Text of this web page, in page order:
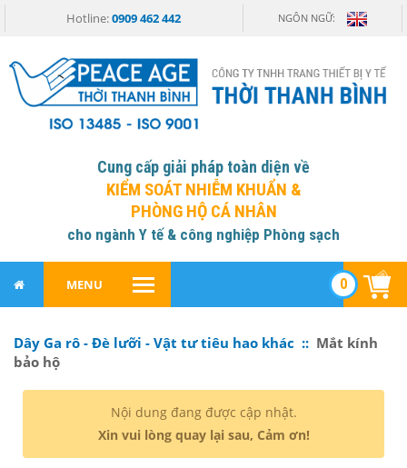
Hotline:0909 462 442 NGÔN NGỮ:
Cung cấp giải pháp toàn diện về
KIỂM SOÁT NHIỄM KHUẨN &
PHÒNG HỘ CÁ NHÂN
cho ngành Y tế & công nghiệp Phòng sạch
MENU 0
Dây Ga rô - Đè lưỡi - Vật tư tiêu hao khác :: Mắt kính
bảo hộ
Nội dung đang được cập nhật.
Xin vui lòng quay lại sau, Cảm ơn!